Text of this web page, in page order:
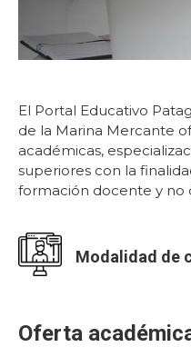
El Portal Educativo
de la Marina Mercante
académicas,
superiores con la
formación docente y no
Modalidad de
Oferta